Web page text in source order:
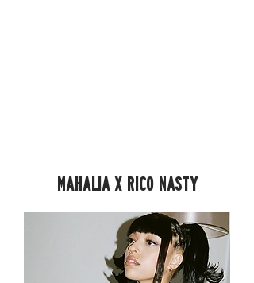
MAHALIA X RICO NASTY